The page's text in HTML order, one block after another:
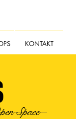
KONTAKT
Space